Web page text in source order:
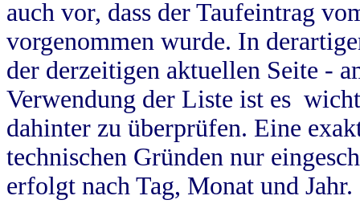
auch vor, dass der Taufeintrag
vorgenommen wurde. In
der derzeitigen aktuellen Seite -
Verwendung der Liste ist es
dahinter zu überprüfen. Eine
technischen Gründen nur
erfolgt nach Tag, Monat und Jahr.